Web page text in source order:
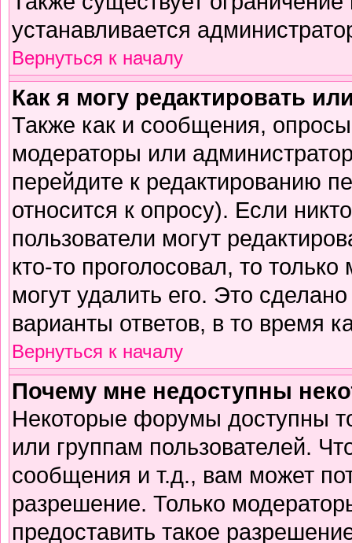
устанавливается
Вернуться к началу
Как я могу редактировать
Также как и сообщения, опросы
модераторы или
перейдите к редактированию
относится к опросу). Если
пользователи могут
кто-то проголосовал, то
могут удалить его. Это
варианты ответов, в то время
Вернуться к началу
Почему мне недоступны
Некоторые форумы доступны
или группам пользователей.
сообщения и т.д., вам может
разрешение. Только
предоставить такое